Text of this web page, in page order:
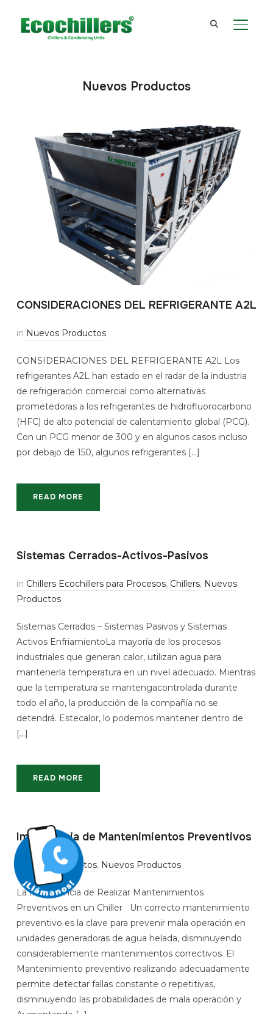
Nuevos Productos
CONSIDERACIONES DEL REFRIGERANTE A2L
in Nuevos Productos
CONSIDERACIONES DEL REFRIGERANTE A2L Los
refrigerantes A2L han estado en el radar de la industria
de refrigeración comercial como alternativas
prometedoras a los refrigerantes de hidrofluorocarbono
(HFC) de alto potencial de calentamiento global (PCG).
Con un PCG menor de 300 y en algunos casos incluso
por debajo de 150, algunos refrigerantes […]
READ MORE
Sistemas Cerrados-Activos-Pasivos
in Chillers Ecochillers para Procesos, Chillers, Nuevos
Productos
Sistemas Cerrados – Sistemas Pasivos y Sistemas
Activos EnfriamientoLa mayoría de los procesos
industriales que generan calor, utilizan agua para
mantenerla temperatura en un nivel adecuado. Mientras
que la temperatura se mantengacontrolada durante
todo el año, la producción de la compañía no se
detendrá. Estecalor, lo podemos mantener dentro de
[…]
READ MORE
Importancia de Mantenimientos Preventivos
Mantenimientos, Nuevos Productos
La Importancia de Realizar Mantenimientos
Preventivos en un Chiller Un correcto mantenimiento
preventivo es la clave para prevenir mala operación en
unidades generadoras de agua helada, disminuyendo
considerablemente mantenimientos correctivos. El
Mantenimiento preventivo realizando adecuadamente
permite detectar fallas constante o repetitivas,
disminuyendo las probabilidades de mala operación y